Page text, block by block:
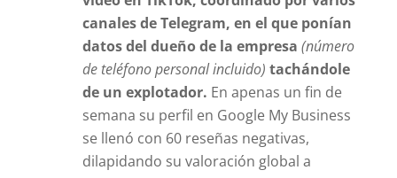
canales de Telegram, en el que ponían
datos del dueño de la empresa (número
de teléfono personal incluido) tachándole
de un explotador. En apenas un fin de
semana su perfil en Google My Business
se llenó con 60 reseñas negativas,
dilapidando su valoración global a